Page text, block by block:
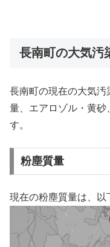
長南町の大気汚
長南町の現在の大気
量、エアロゾル・黄
す。
粉塵質量
現在の粉塵質量は、以